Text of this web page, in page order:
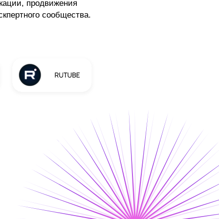
продвижения
сообщества.